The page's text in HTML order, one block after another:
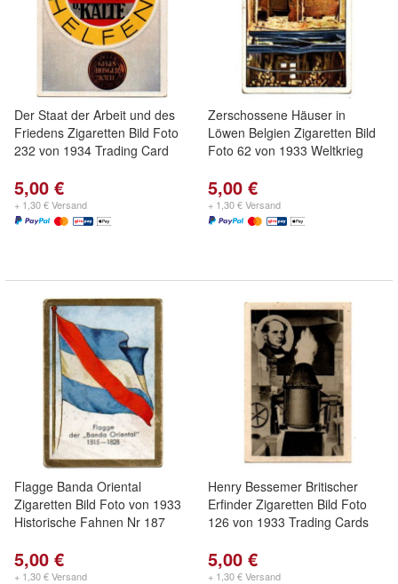
Der Staat der Arbeit und des
Friedens Zigaretten Bild Foto
232 von 1934 Trading Card
5,00 €
+ 1,30 € Versand
Zerschossene Häuser in
Löwen Belgien Zigaretten Bild
Foto 62 von 1933 Weltkrieg
5,00 €
+ 1,30 € Versand
Flagge Banda Oriental
Zigaretten Bild Foto von 1933
Historische Fahnen Nr 187
5,00 €
+ 1,30 € Versand
Henry Bessemer Britischer
Erfinder Zigaretten Bild Foto
126 von 1933 Trading Cards
5,00 €
+ 1,30 € Versand